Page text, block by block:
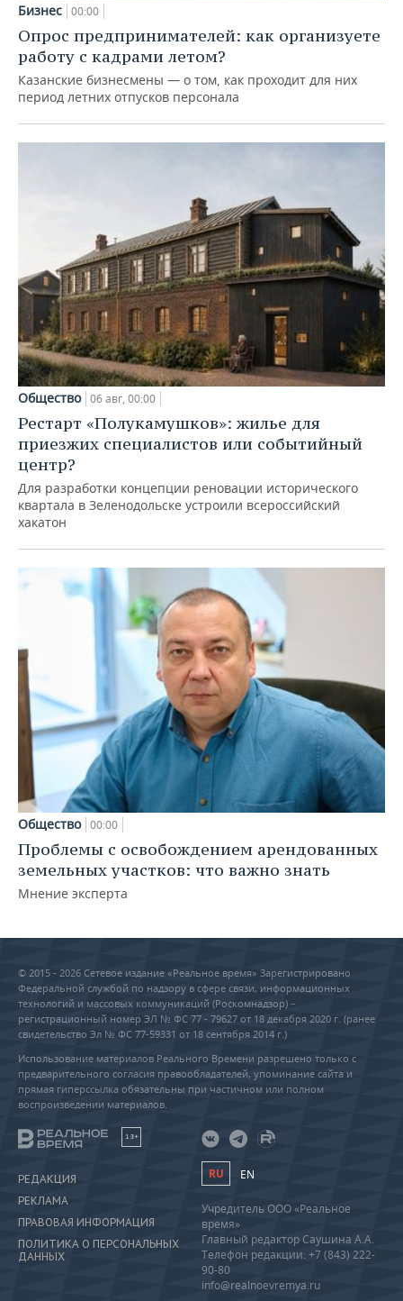
Бизнес 00:00
Опрос предпринимателей: как организуете
работу с кадрами летом?
Казанские бизнесмены — о том, как проходит для них
период летних отпусков персонала
Общество 06 авг, 00:00
Рестарт «Полукамушков»: жилье для
приезжих специалистов или событийный
центр?
Для разработки концепции реновации исторического
квартала в Зеленодольске устроили всероссийский
хакатон
Общество 00:00
Проблемы с освобождением арендованных
земельных участков: что важно знать
Мнение эксперта
© 2015 - 2026 Сетевое издание «Реальное время» Зарегистрировано
Федеральной службой по надзору в сфере связи, информационных
технологий и массовых коммуникаций (Роскомнадзор) –
регистрационный номер ЭЛ № ФС 77 - 79627 от 18 декабря 2020 г. (ранее
свидетельство Эл № ФС 77-59331 от 18 сентября 2014 г.)
Использование материалов Реального Времени разрешено только с
предварительного согласия правообладателей, упоминание сайта и
прямая гиперссылка обязательны при частичном или полном
воспроизведении материалов.
18+
РЕДАКЦИЯ
РЕКЛАМА
ПРАВОВАЯ ИНФОРМАЦИЯ
ПОЛИТИКА О ПЕРСОНАЛЬНЫХ
ДАННЫХ
RU EN
Учредитель ООО «Реальное
время»
Главный редактор Саушина А.А.
Телефон редакции: +7 (843) 222-
90-80
info@realnoevremya.ru